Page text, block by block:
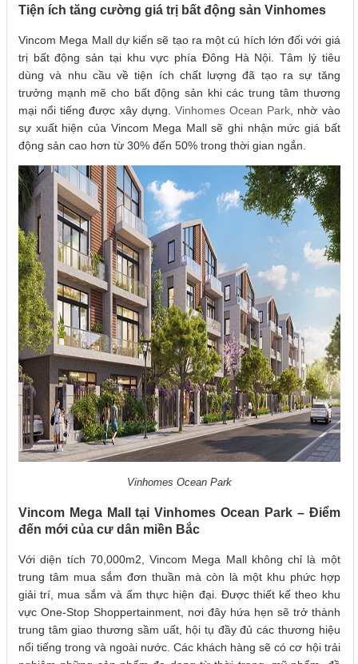
Tiện ích tăng cường giá trị bất động sản Vinhomes
Vincom Mega Mall dự kiến sẽ tạo ra một cú hích lớn đối với giá
trị bất động sản tại khu vực phía Đông Hà Nội. Tâm lý tiêu
dùng và nhu cầu về tiện ích chất lượng đã tạo ra sự tăng
trưởng mạnh mẽ cho bất động sản khi các trung tâm thương
mại nổi tiếng được xây dựng. Vinhomes Ocean Park, nhờ vào
sự xuất hiện của Vincom Mega Mall sẽ ghi nhận mức giá bất
động sản cao hơn từ 30% đến 50% trong thời gian ngắn.
Vinhomes Ocean Park
Vincom Mega Mall tại Vinhomes Ocean Park – Điểm
đến mới của cư dân miền Bắc
Với diện tích 70,000m2, Vincom Mega Mall không chỉ là một
trung tâm mua sắm đơn thuần mà còn là một khu phức hợp
giải trí, mua sắm và ẩm thực hiện đại. Được thiết kế theo khu
vực One-Stop Shoppertainment, nơi đây hứa hẹn sẽ trở thành
trung tâm giao thương sầm uất, hội tụ đầy đủ các thương hiệu
nổi tiếng trong và ngoài nước. Các khách hàng sẽ có cơ hội trải